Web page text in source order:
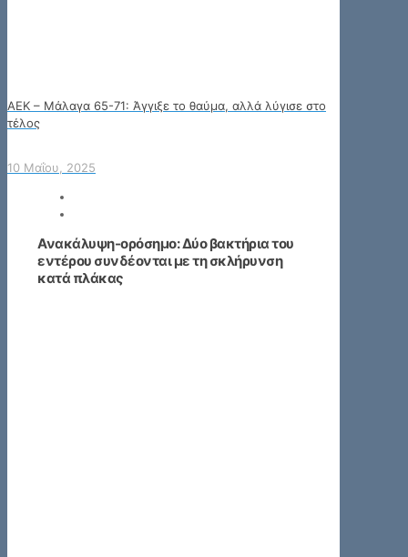
ΑΕΚ – Μάλαγα 65-71: Άγγιξε το θαύμα, αλλά λύγισε στο
τέλος
10 Μαΐου, 2025
Ανακάλυψη-ορόσημο: Δύο βακτήρια του
εντέρου συνδέονται με τη σκλήρυνση
κατά πλάκας